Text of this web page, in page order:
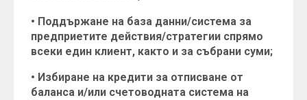
• Поддържане на база данни/система за
предприетите действия/стратегии спрямо
всеки един клиент, както и за събрани суми;
• Избиране на кредити за отписване от
баланса и/или счетоводната система на